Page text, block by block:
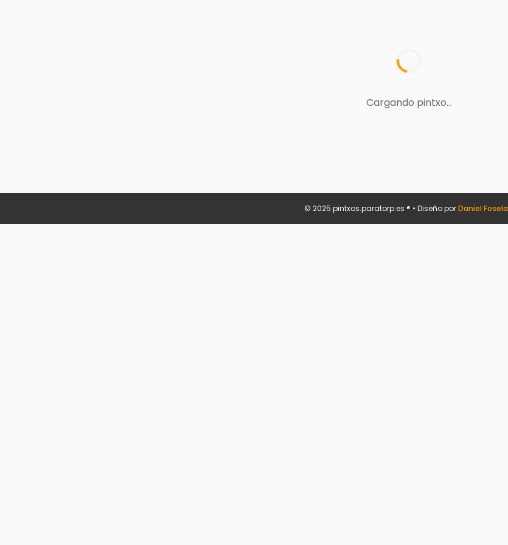
Cargando pintxo...
© 2025 pintxos.paratorp.es ® • Diseño porDaniel Fosela